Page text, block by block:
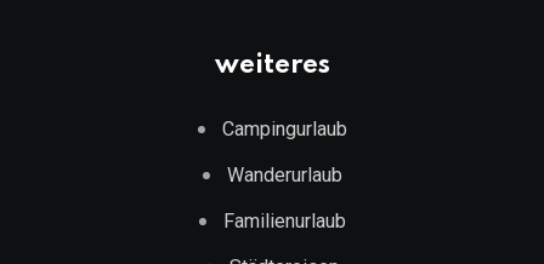
weiteres
Campingurlaub
Wanderurlaub
Familienurlaub